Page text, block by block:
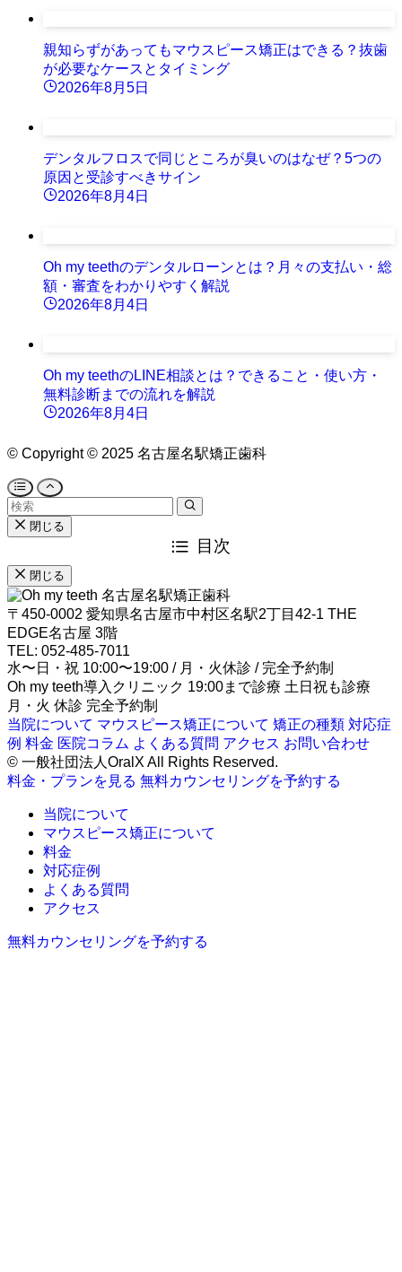
親知らずがあってもマウスピース矯正はできる？抜歯
が必要なケースとタイミング
2026年8月5日
デンタルフロスで同じところが臭いのはなぜ？5つの
原因と受診すべきサイン
2026年8月4日
Oh my teethのデンタルローンとは？月々の支払い・総
額・審査をわかりやすく解説
2026年8月4日
Oh my teethのLINE相談とは？できること・使い方・
無料診断までの流れを解説
2026年8月4日
© Copyright © 2025 名古屋名駅矯正歯科
閉じる
目次
閉じる
名古屋名駅矯正歯科
〒450-0002 愛知県名古屋市中村区名駅2丁目42-1 THE
EDGE名古屋 3階
TEL: 052-485-7011
水〜日・祝 10:00〜19:00 / 月・火休診 / 完全予約制
Oh my teeth導入クリニック 19:00まで診療 土日祝も診療
月・火 休診 完全予約制
当院について マウスピース矯正について 矯正の種類 対応症
例 料金 医院コラム よくある質問 アクセス お問い合わせ
© 一般社団法人OralX All Rights Reserved.
料金・プランを見る 無料カウンセリングを予約する
当院について
マウスピース矯正について
料金
対応症例
よくある質問
アクセス
無料カウンセリングを予約する